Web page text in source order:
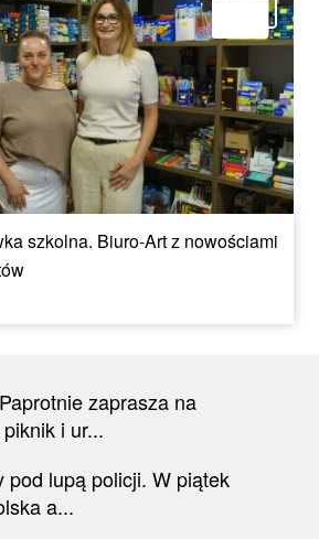
szkolna. Biuro-Art z nowościami
zaprasza na
i ur...
pod lupą policji. W piątek
a...